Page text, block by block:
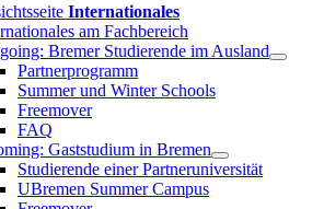
Internationales
am Fachbereich
Bremer Studierende im Ausland
Partnerprogramm
Summer und Winter Schools
Freemover
FAQ
Gaststudium in Bremen
Studierende einer Partneruniversität
UBremen Summer Campus